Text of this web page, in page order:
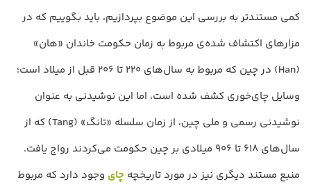
کمی مستندتر به بررسی این موضوع بپردازیم، باید بگوییم که در
مزارهای اکتشاف شده‌ی مربوط به زمان حکومت خاندان «هان»
(Han) در چین که مربوط به سال‌های 220 تا 206 قبل از میلاد است؛
وسایل چای‌خوری کشف شده است، اما این نوشیدنی به‌ عنوان
نوشیدنی رسمی و ملی چین، از زمان سلسله «تانگ» (Tang) که از
سال‌های 618 تا 906 میلادی بر چین حکومت می‌کردند رواج یافت.
منبع مستند دیگری نیز در مورد تاریخچه چای وجود دارد که مربوط